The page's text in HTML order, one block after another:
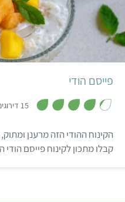
קל
פייסם הודי
15 דירוגים
הקינוח ההודי הזה מרענן
קבלו מתכון לקינוח פייסם